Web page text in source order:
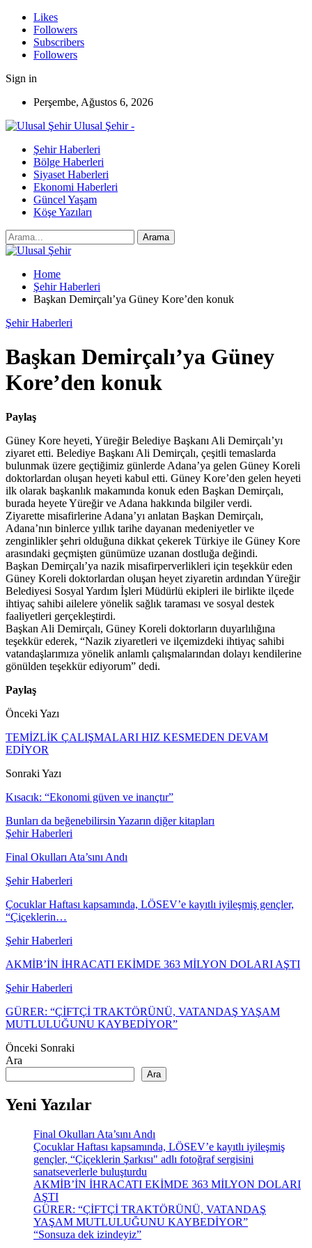
Likes
Followers
Subscribers
Followers
Sign in
Perşembe, Ağustos 6, 2026
Ulusal Şehir -
Şehir Haberleri
Bölge Haberleri
Siyaset Haberleri
Ekonomi Haberleri
Güncel Yaşam
Köşe Yazıları
Home
Şehir Haberleri
Başkan Demirçalı’ya Güney Kore’den konuk
Şehir Haberleri
Başkan Demirçalı’ya Güney
Kore’den konuk
Paylaş
Güney Kore heyeti, Yüreğir Belediye Başkanı Ali Demirçalı’yı
ziyaret etti. Belediye Başkanı Ali Demirçalı, çeşitli temaslarda
bulunmak üzere geçtiğimiz günlerde Adana’ya gelen Güney Koreli
doktorlardan oluşan heyeti kabul etti. Güney Kore’den gelen heyeti
ilk olarak başkanlık makamında konuk eden Başkan Demirçalı,
burada heyete Yüreğir ve Adana hakkında bilgiler verdi.
Ziyarette misafirlerine Adana’yı anlatan Başkan Demirçalı,
Adana’nın binlerce yıllık tarihe dayanan medeniyetler ve
zenginlikler şehri olduğuna dikkat çekerek Türkiye ile Güney Kore
arasındaki geçmişten günümüze uzanan dostluğa değindi.
Başkan Demirçalı’ya nazik misafirperverlikleri için teşekkür eden
Güney Koreli doktorlardan oluşan heyet ziyaretin ardından Yüreğir
Belediyesi Sosyal Yardım İşleri Müdürlü ekipleri ile birlikte ilçede
ihtiyaç sahibi ailelere yönelik sağlık taraması ve sosyal destek
faaliyetleri gerçekleştirdi.
Başkan Ali Demirçalı, Güney Koreli doktorların duyarlılığına
teşekkür ederek, “Nazik ziyaretleri ve ilçemizdeki ihtiyaç sahibi
vatandaşlarımıza yönelik anlamlı çalışmalarından dolayı kendilerine
gönülden teşekkür ediyorum” dedi.
Paylaş
Önceki Yazı
TEMİZLİK ÇALIŞMALARI HIZ KESMEDEN DEVAM
EDİYOR
Sonraki Yazı
Kısacık: “Ekonomi güven ve inançtır”
Bunları da beğenebilirsin Yazarın diğer kitapları
Şehir Haberleri
Final Okulları Ata’sını Andı
Şehir Haberleri
Çocuklar Haftası kapsamında, LÖSEV’e kayıtlı iyileşmiş gençler,
“Çiçeklerin…
Şehir Haberleri
AKMİB’İN İHRACATI EKİMDE 363 MİLYON DOLARI AŞTI
Şehir Haberleri
GÜRER: “ÇİFTÇİ TRAKTÖRÜNÜ, VATANDAŞ YAŞAM
MUTLULUĞUNU KAYBEDİYOR”
Önceki Sonraki
Ara
Ara
Yeni Yazılar
Final Okulları Ata’sını Andı
Çocuklar Haftası kapsamında, LÖSEV’e kayıtlı iyileşmiş
gençler, “Çiçeklerin Şarkısı" adlı fotoğraf sergisini
sanatseverlerle buluşturdu
AKMİB’İN İHRACATI EKİMDE 363 MİLYON DOLARI
AŞTI
GÜRER: “ÇİFTÇİ TRAKTÖRÜNÜ, VATANDAŞ
YAŞAM MUTLULUĞUNU KAYBEDİYOR”
“Sonsuza dek izindeyiz”